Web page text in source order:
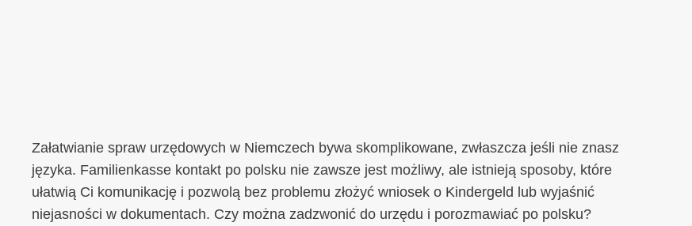
Załatwianie spraw urzędowych w Niemczech bywa skomplikowane, zwłaszcza jeśli nie znasz
języka. Familienkasse kontakt po polsku nie zawsze jest możliwy, ale istnieją sposoby, które
ułatwią Ci komunikację i pozwolą bez problemu złożyć wniosek o Kindergeld lub wyjaśnić
niejasności w dokumentach. Czy można zadzwonić do urzędu i porozmawiać po polsku?